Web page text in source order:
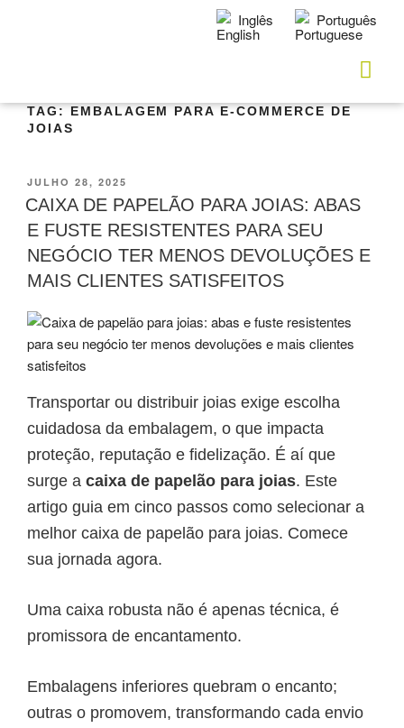
Inglês Português
TAG: EMBALAGEM PARA E-COMMERCE DE
JOIAS
JULHO 28, 2025
CAIXA DE PAPELÃO PARA JOIAS: ABAS
E FUSTE RESISTENTES PARA SEU
NEGÓCIO TER MENOS DEVOLUÇÕES E
MAIS CLIENTES SATISFEITOS
Transportar ou distribuir joias exige escolha
cuidadosa da embalagem, o que impacta
proteção, reputação e fidelização. É aí que
surge a caixa de papelão para joias. Este
artigo guia em cinco passos como selecionar a
melhor caixa de papelão para joias. Comece
sua jornada agora.
Uma caixa robusta não é apenas técnica, é
promissora de encantamento.
Embalagens inferiores quebram o encanto;
outras o promovem, transformando cada envio